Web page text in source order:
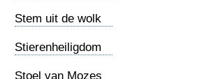
Stem uit de wolk
Stierenheiligdom
Stoel van Mozes